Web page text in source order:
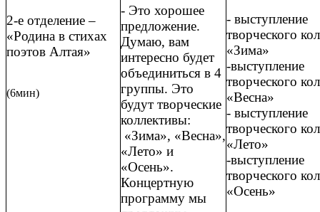
2-е отделение –
«Родина в стихах
поэтов Алтая»
(6мин)
- Это хорошее
предложение.
Думаю, вам
интересно будет
объединиться в 4
группы. Это
будут творческие
коллективы:
«Зима», «Весна»,
«Лето» и
«Осень».
Концертную
программу мы
- выступление
творческого
«Зима»
-выступление
творческого
«Весна»
- выступление
творческого
«Лето»
-выступление
творческого
«Осень»